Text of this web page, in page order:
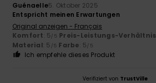
Guénaelle5. Oktober 2025
Entspricht meinen Erwartungen
Original anzeigen - Français
Komfort: 5/5 Preis-Leistungs-Verhältnis
Material: 5 /5 Farbe: 5/5
Ich empfehle dieses Produkt
Verifiziert von TrustVille